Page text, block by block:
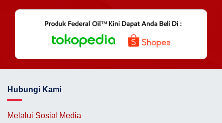
Hubungi Kami
Melalui Sosial Media